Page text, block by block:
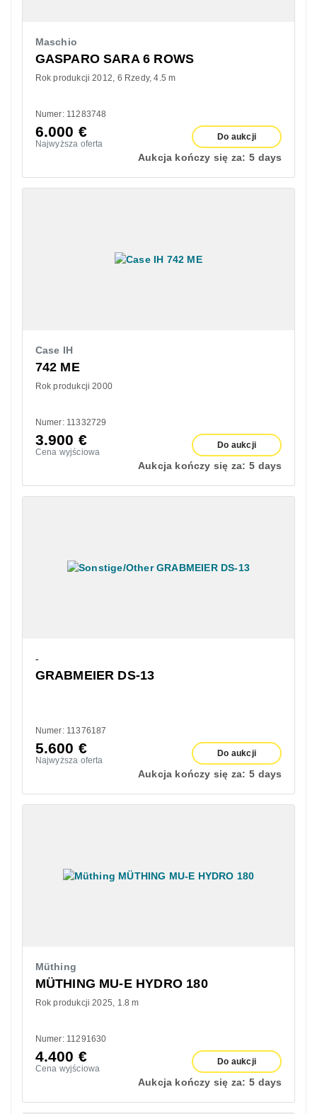
Maschio
GASPARO SARA 6 ROWS
Rok produkcji 2012 6 Rzedy 4.5 m
Numer: 11283748
6.000 €
Najwyższa oferta
Do aukcji
Aukcja kończy się za: 5 days
Case IH
742 ME
Rok produkcji 2000
Numer: 11332729
3.900 €
Cena wyjściowa
Do aukcji
Aukcja kończy się za: 5 days
-
GRABMEIER DS-13
Numer: 11376187
5.600 €
Najwyższa oferta
Do aukcji
Aukcja kończy się za: 5 days
Müthing
MÜTHING MU-E HYDRO 180
Rok produkcji 2025 1.8 m
Numer: 11291630
4.400 €
Cena wyjściowa
Do aukcji
Aukcja kończy się za: 5 days